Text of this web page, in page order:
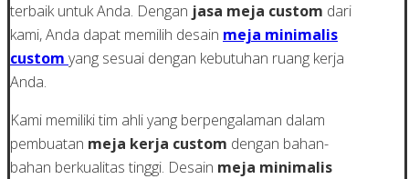
terbaik untuk Anda. Dengan jasa meja custom dari
kami, Anda dapat memilih desain meja minimalis
custom yang sesuai dengan kebutuhan ruang kerja
Anda.
Kami memiliki tim ahli yang berpengalaman dalam
pembuatan meja kerja custom dengan bahan-
bahan berkualitas tinggi. Desain meja minimalis